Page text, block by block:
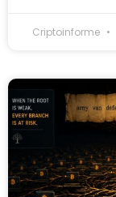
Criptoinforme